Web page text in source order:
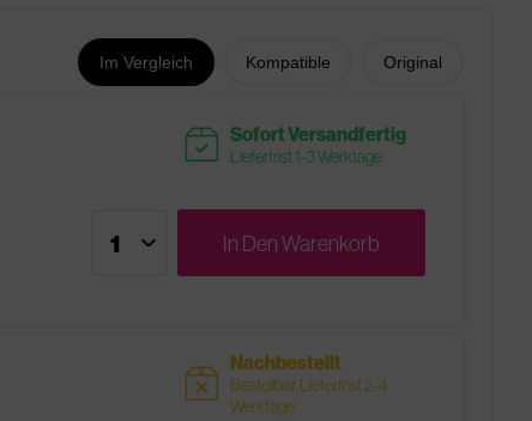
Im Vergleich Kompatible Original
readytoship Sofort Versandfertig
Lieferfrist 1-3 Werktage
In DenWarenkorb
sold Nachbestellt
Bestellbar, Lieferfrist 2-4
Werktage